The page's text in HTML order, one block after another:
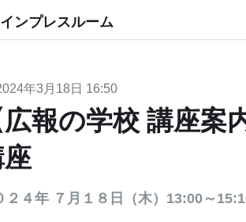
ンプレスルーム
年3月18日 16:50
広報の学校 講座
２４年 ７月１８日（木）13:00～